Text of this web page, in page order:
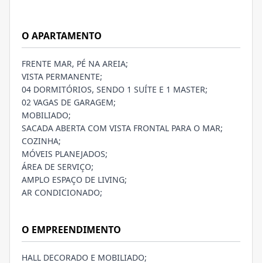
O APARTAMENTO
FRENTE MAR, PÉ NA AREIA;
VISTA PERMANENTE;
04 DORMITÓRIOS, SENDO 1 SUÍTE E 1 MASTER;
02 VAGAS DE GARAGEM;
MOBILIADO;
SACADA ABERTA COM VISTA FRONTAL PARA O MAR;
COZINHA;
MÓVEIS PLANEJADOS;
ÁREA DE SERVIÇO;
AMPLO ESPAÇO DE LIVING;
AR CONDICIONADO;
O EMPREENDIMENTO
HALL DECORADO E MOBILIADO;